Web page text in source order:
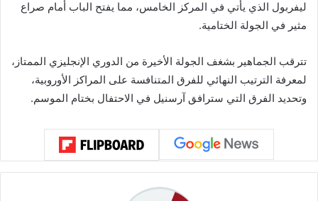
ليفربول الذي يأتي في المركز الخامس، مما يفتح الباب أمام صراع
مثير في الجولة الختامية.
تترقب الجماهير بشغف الجولة الأخيرة من الدوري الإنجليزي الممتاز،
لمعرفة الترتيب النهائي للفرق المتنافسة على المراكز الأوروبية،
وتحديد الفرق التي سترافق آرسنيل في الاحتفال بختام الموسم.